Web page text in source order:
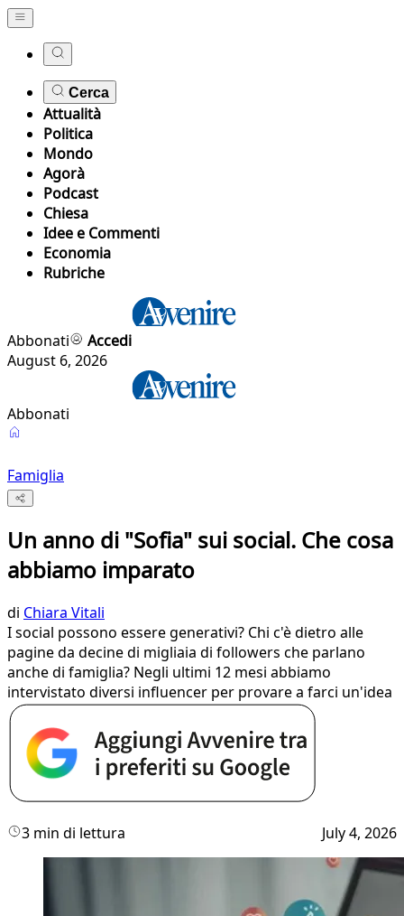
Cerca
Attualità
Politica
Mondo
Agorà
Podcast
Chiesa
Idee e Commenti
Economia
Rubriche
Abbonati
Accedi
August 6, 2026
Abbonati
Famiglia
Un anno di "Sofia" sui social. Che cosa
abbiamo imparato
di Chiara Vitali
I social possono essere generativi? Chi c'è dietro alle
pagine da decine di migliaia di followers che parlano
anche di famiglia? Negli ultimi 12 mesi abbiamo
intervistato diversi influencer per provare a farci un'idea
3 min di lettura July 4, 2026